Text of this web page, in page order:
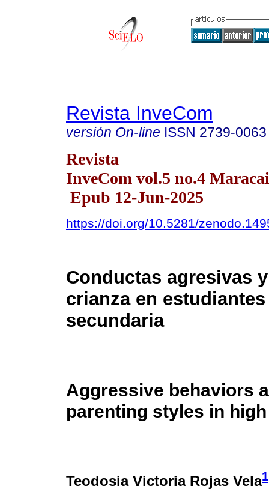
Revista InveCom
versión On-line ISSN 2739-0063
Revista
InveCom vol.5 no.4
Epub 12-Jun-2025
https://doi.org/10.5281/
Conductas agresivas
crianza en
secundaria
Aggressive behaviors
parenting styles in
Teodosia Victoria Rojas Vela1